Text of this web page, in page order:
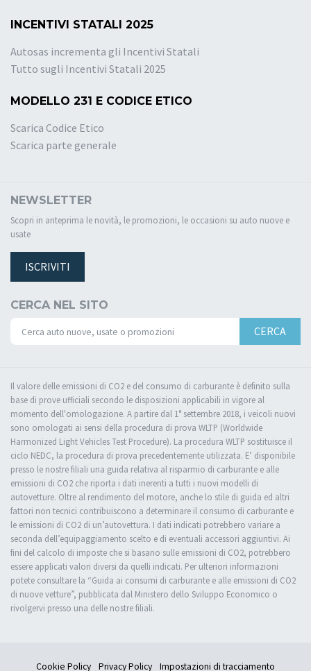
INCENTIVI STATALI 2025
Autosas incrementa gli Incentivi Statali
Tutto sugli Incentivi Statali 2025
MODELLO 231 E CODICE ETICO
Scarica Codice Etico
Scarica parte generale
NEWSLETTER
Scopri in anteprima le novità, le promozioni, le occasioni su auto nuove e
usate
ISCRIVITI
CERCA NEL SITO
CERCA
Il valore delle emissioni di CO2 e del consumo di carburante è definito sulla
base di prove ufficiali secondo le disposizioni applicabili in vigore al
momento dell'omologazione. A partire dal 1° settembre 2018, i veicoli nuovi
sono omologati ai sensi della procedura di prova WLTP (Worldwide
Harmonized Light Vehicles Test Procedure). La procedura WLTP sostituisce il
ciclo NEDC, la procedura di prova precedentemente utilizzata. E’ disponibile
presso le nostre filiali una guida relativa al risparmio di carburante e alle
emissioni di CO2 che riporta i dati inerenti a tutti i nuovi modelli di
autovetture. Oltre al rendimento del motore, anche lo stile di guida ed altri
fattori non tecnici contribuiscono a determinare il consumo di carburante e
le emissioni di CO2 di un’autovettura. I dati indicati potrebbero variare a
seconda dell’equipaggiamento scelto e di eventuali accessori aggiuntivi. Ai
fini del calcolo di imposte che si basano sulle emissioni di CO2, potrebbero
essere applicati valori diversi da quelli indicati. Per ulteriori informazioni
potete consultare la “Guida ai consumi di carburante e alle emissioni di CO2
di nuove vetture”, pubblicata dal Ministero dello Sviluppo Economico o
rivolgervi presso una delle nostre filiali.
Cookie Policy Privacy Policy Impostazioni di tracciamento